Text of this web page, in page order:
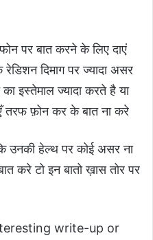
पर बात करने के लिए दाएं
दिमाग पर ज्यादा असर
इस्तेमाल ज्यादा करते है या
तरफ फ़ोन कर के बात ना करे
उनकी हेल्थ पर कोई असर ना
करे टो इन बातो ख़ास तोर पर
write-up or